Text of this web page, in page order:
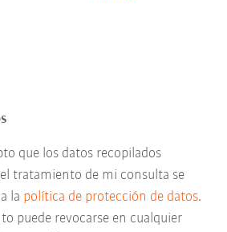
que los datos recopilados
tratamiento de mi consulta se
la política de protección de datos.
puede revocarse en cualquier